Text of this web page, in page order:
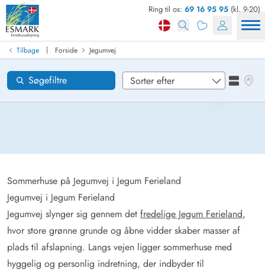
Ring til os: 69 16 95 95 (kl. 9-20)
Tilbage | Forside Jegumvej
Jegumvej
Sommerhuse på Jegumvej i Jegum Ferieland
Jegumvej i Jegum Ferieland
Jegumvej slynger sig gennem det fredelige Jegum Ferieland,
hvor store grønne grunde og åbne vidder skaber masser af
plads til afslapning. Langs vejen ligger sommerhuse med
hyggelig og personlig indretning, der indbyder til
Søgefiltre
Se
Find sommerhus
Ankomst
Områder
Loading...